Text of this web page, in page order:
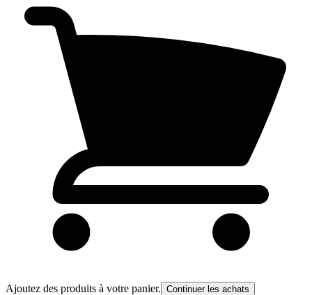
Ajoutez des produits à votre panier. Continuer les achats